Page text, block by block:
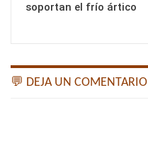
soportan el frío ártico
💬 DEJA UN COMENTARIO